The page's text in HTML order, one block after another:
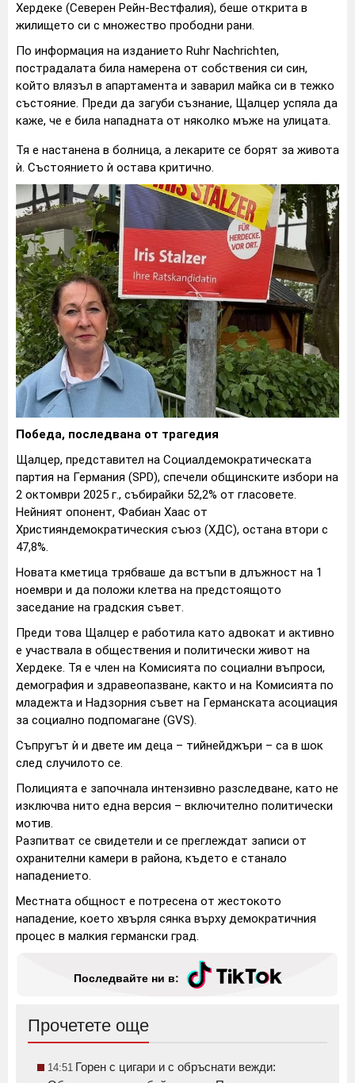
Хердеке (Северен Рейн-Вестфалия), беше открита в
жилището си с множество прободни рани.
По информация на изданието Ruhr Nachrichten,
пострадалата била намерена от собствения си син,
който влязъл в апартамента и заварил майка си в тежко
състояние. Преди да загуби съзнание, Щалцер успяла да
каже, че е била нападната от няколко мъже на улицата.
Тя е настанена в болница, а лекарите се борят за живота
ѝ. Състоянието ѝ остава критично.
Победа, последвана от трагедия
Щалцер, представител на Социалдемократическата
партия на Германия (SPD), спечели общинските избори на
2 октомври 2025 г., събирайки 52,2% от гласовете.
Нейният опонент, Фабиан Хаас от
Християндемократическия съюз (ХДС), остана втори с
47,8%.
Новата кметица трябваше да встъпи в длъжност на 1
ноември и да положи клетва на предстоящото
заседание на градския съвет.
Преди това Щалцер е работила като адвокат и активно
е участвала в обществения и политически живот на
Хердеке. Тя е член на Комисията по социални въпроси,
демография и здравеопазване, както и на Комисията по
младежта и Надзорния съвет на Германската асоциация
за социално подпомагане (GVS).
Съпругът ѝ и двете им деца – тийнейджъри – са в шок
след случилото се.
Полицията е започнала интензивно разследване, като не
изключва нито една версия – включително политически
мотив.
Разпитват се свидетели и се преглеждат записи от
охранителни камери в района, където е станало
нападението.
Местната общност е потресена от жестокото
нападение, което хвърля сянка върху демократичния
процес в малкия германски град.
Последвайте ни в:
Прочетете още
14:51 Горен с цигари и с обръснати вежди: